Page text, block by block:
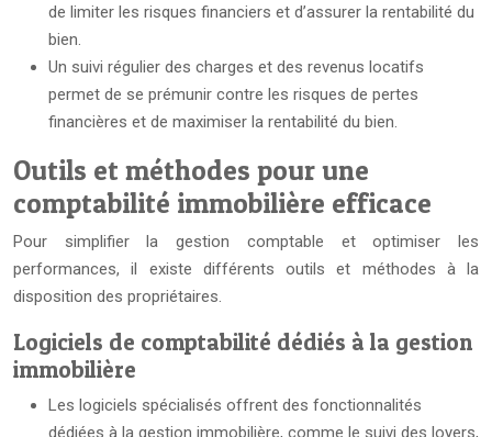
de limiter les risques financiers et d’assurer la rentabilité du
bien.
Un suivi régulier des charges et des revenus locatifs
permet de se prémunir contre les risques de pertes
financières et de maximiser la rentabilité du bien.
Outils et méthodes pour une
comptabilité immobilière efficace
Pour simplifier la gestion comptable et optimiser les
performances, il existe différents outils et méthodes à la
disposition des propriétaires.
Logiciels de comptabilité dédiés à la gestion
immobilière
Les logiciels spécialisés offrent des fonctionnalités
dédiées à la gestion immobilière, comme le suivi des loyers,